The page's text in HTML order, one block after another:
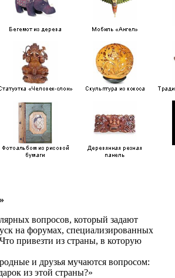
вопросов, который задают
на форумах, специализированных
привезти из страны, в которую
и друзья мучаются вопросом:
из этой страны?»